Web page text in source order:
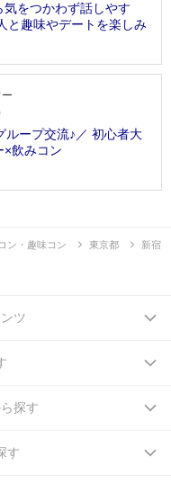
気をつかわず話しやす
と趣味やデートを楽しみ
ループ交流♪／ 初心者大
×飲みコン
ン・趣味コン 東京都 新宿
ツ
探す
す